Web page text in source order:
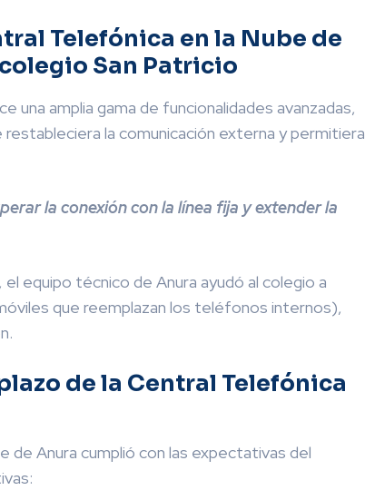
Telefónica en la Nube de
San Patricio
una amplia gama de funcionalidades avanzadas,
la comunicación externa y permitiera
la conexión con la línea fija y extender la
equipo técnico de Anura ayudó al colegio a
que reemplazan los teléfonos internos),
de la Central Telefónica
de Anura cumplió con las expectativas del